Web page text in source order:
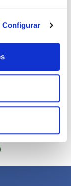
Configurar